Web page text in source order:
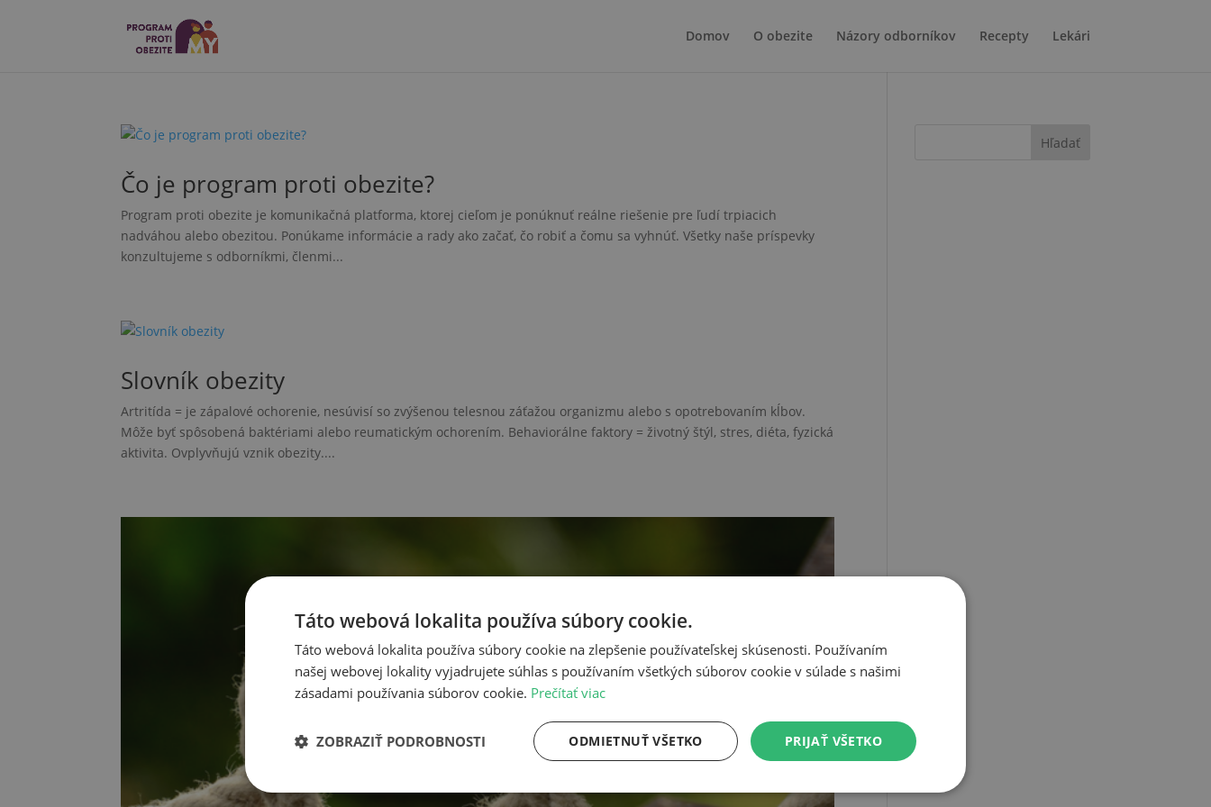
Domov O obezite Názory odborníkov Recepty Lekári
Čo je program proti obezite?
Program proti obezite je komunikačná platforma, ktorej cieľom je ponúknuť reálne riešenie pre ľudí trpiacich
nadváhou alebo obezitou. Ponúkame informácie a rady ako začať, čo robiť a čomu sa vyhnúť. Všetky naše príspevky
konzultujeme s odborníkmi, členmi...
Slovník obezity
Artritída = je zápalové ochorenie, nesúvisí so zvýšenou telesnou záťažou organizmu alebo s opotrebovaním kĺbov.
Môže byť spôsobená baktériami alebo reumatickým ochorením. Behaviorálne faktory = životný štýl, stres, diéta, fyzická
aktivita. Ovplyvňujú vznik obezity....
Hľadať
Táto webová lokalita používa súbory cookie.
Táto webová lokalita používa súbory cookie na zlepšenie používateľskej skúsenosti. Používaním
našej webovej lokality vyjadrujete súhlas s používaním všetkých súborov cookie v súlade s našimi
zásadami používania súborov cookie. Prečítať viac
PRIJAŤ VŠETKO
ODMIETNUŤ VŠETKO
ZOBRAZIŤ PODROBNOSTI